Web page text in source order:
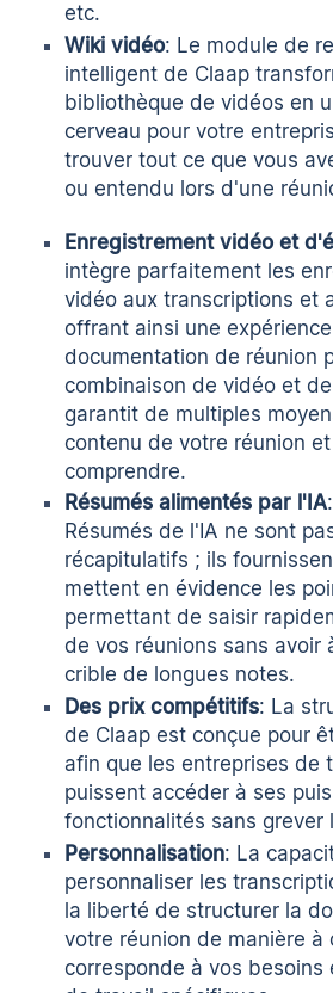
etc.
Wiki vidéo: Le module de
intelligent de Claap
bibliothèque de vidéos en
cerveau pour votre
trouver tout ce que vous
ou entendu lors d'une
Enregistrement vidéo et
intègre parfaitement les
vidéo aux transcriptions et
offrant ainsi une
documentation de réunion
combinaison de vidéo et
garantit de multiples
contenu de votre réunion
comprendre.
Résumés alimentés par l'IA
Résumés de l'IA ne sont
récapitulatifs ; ils
mettent en évidence les
permettant de saisir
de vos réunions sans avoir
crible de longues notes.
Des prix compétitifs: La
de Claap est conçue pour
afin que les entreprises de
puissent accéder à ses
fonctionnalités sans grever
Personnalisation: La
personnaliser les
la liberté de structurer la
votre réunion de manière à
corresponde à vos besoins